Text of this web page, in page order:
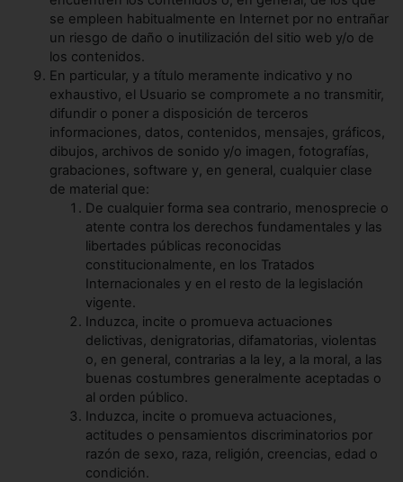
se empleen habitualmente en Internet por no entrañar
un riesgo de daño o inutilización del sitio web y/o de
los contenidos.
En particular, y a título meramente indicativo y no
exhaustivo, el Usuario se compromete a no transmitir,
difundir o poner a disposición de terceros
informaciones, datos, contenidos, mensajes, gráficos,
dibujos, archivos de sonido y/o imagen, fotografías,
grabaciones, software y, en general, cualquier clase
de material que:
De cualquier forma sea contrario, menosprecie o
atente contra los derechos fundamentales y las
libertades públicas reconocidas
constitucionalmente, en los Tratados
Internacionales y en el resto de la legislación
vigente.
Induzca, incite o promueva actuaciones
delictivas, denigratorias, difamatorias, violentas
o, en general, contrarias a la ley, a la moral, a las
buenas costumbres generalmente aceptadas o
al orden público.
Induzca, incite o promueva actuaciones,
actitudes o pensamientos discriminatorios por
razón de sexo, raza, religión, creencias, edad o
condición.